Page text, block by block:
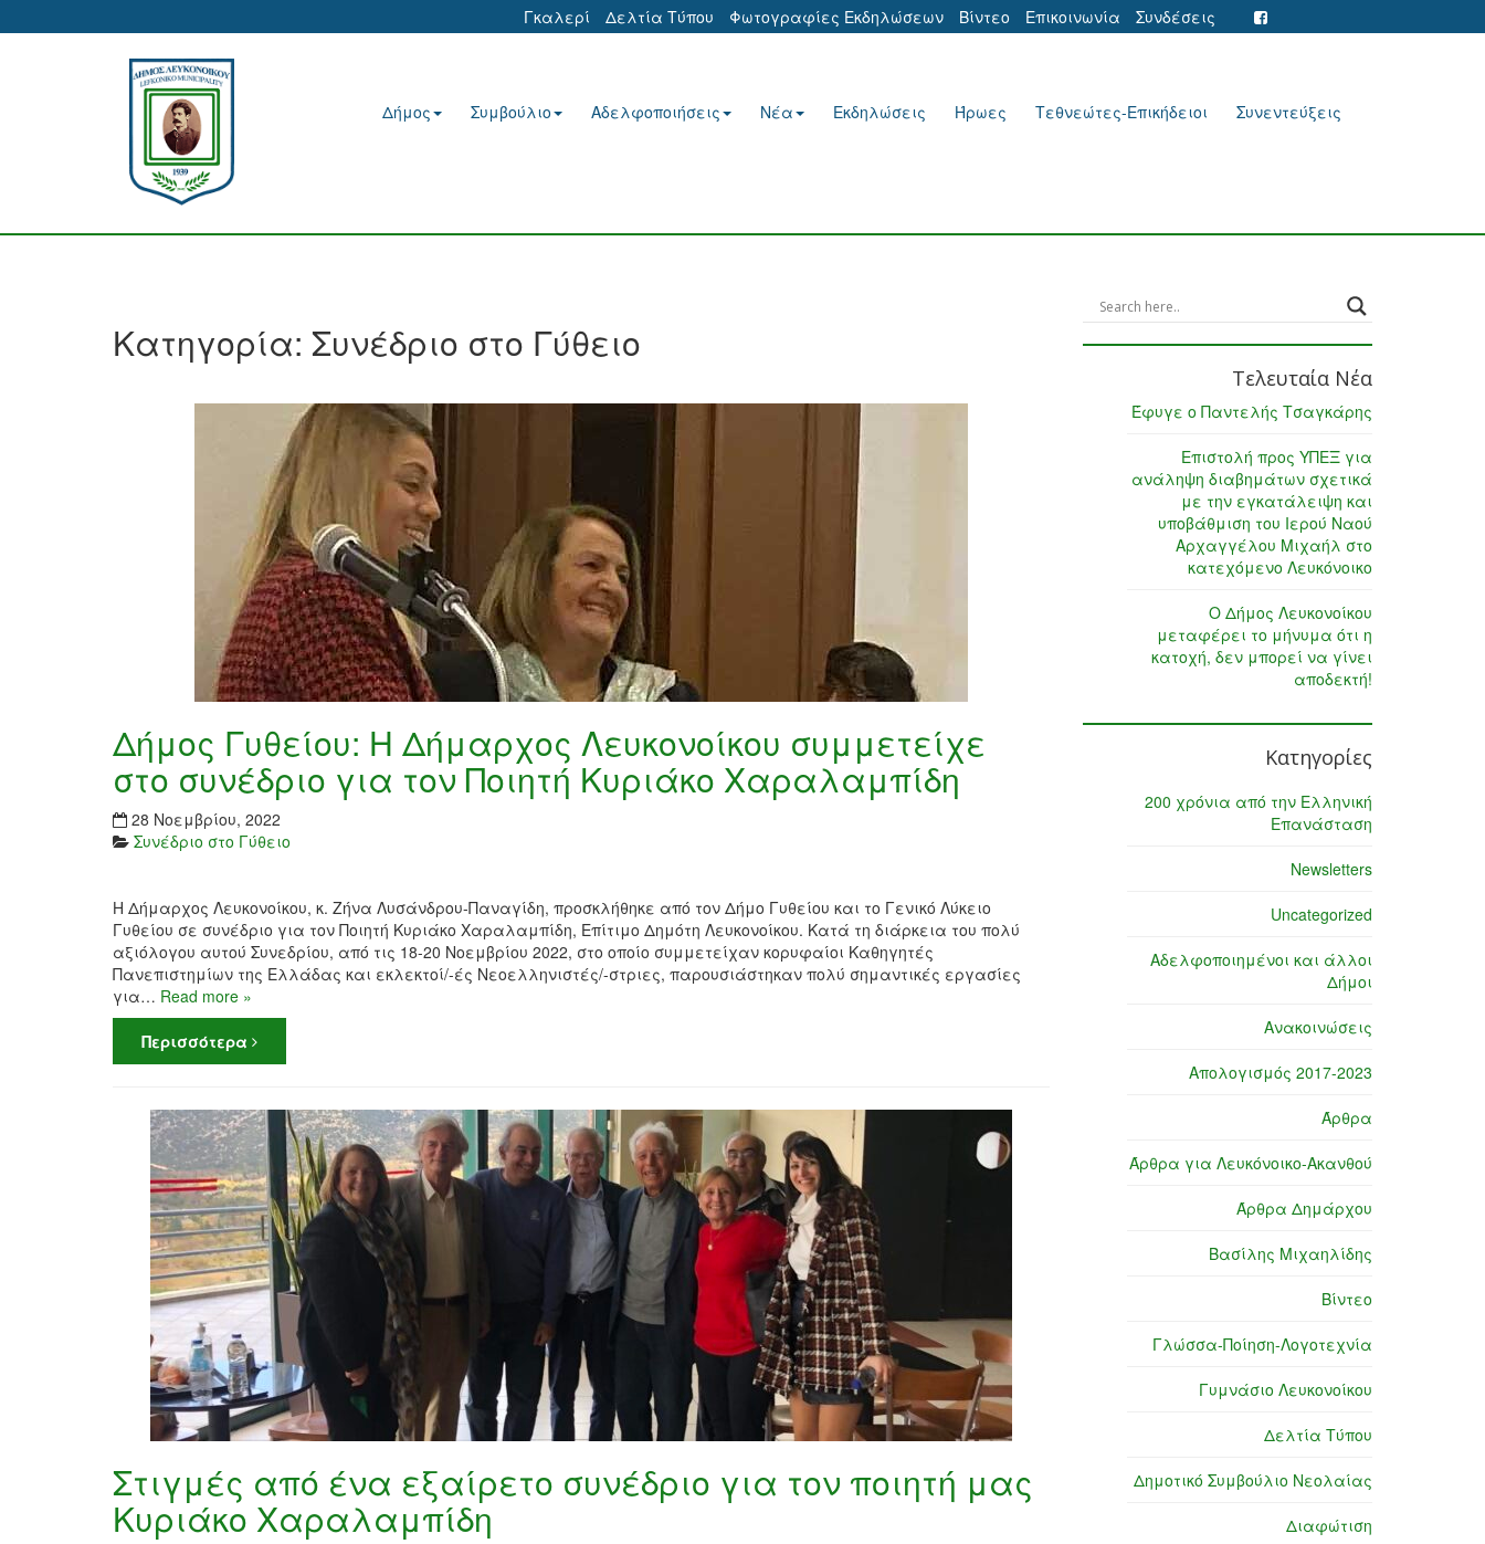
Γκαλερί Δελτία Τύπου Φωτογραφίες Εκδηλώσεων Βίντεο Επικοινωνία Συνδέσεις
Δήμος Συμβούλιο Αδελφοποιήσεις Νέα Εκδηλώσεις Ήρωες Τεθνεώτες-Επικήδειοι Συνεντεύξεις
Κατηγορία: Συνέδριο στο Γύθειο
Δήμος Γυθείου: Η Δήμαρχος Λευκονοίκου συμμετείχε
στο συνέδριο για τον Ποιητή Κυριάκο Χαραλαμπίδη
28 Νοεμβρίου, 2022
Συνέδριο στο Γύθειο
Η Δήμαρχος Λευκονοίκου, κ. Ζήνα Λυσάνδρου-Παναγίδη, προσκλήθηκε από τον Δήμο Γυθείου και το Γενικό Λύκειο
Γυθείου σε συνέδριο για τον Ποιητή Κυριάκο Χαραλαμπίδη, Επίτιμο Δημότη Λευκονοίκου. Κατά τη διάρκεια του πολύ
αξιόλογου αυτού Συνεδρίου, από τις 18-20 Νοεμβρίου 2022, στο οποίο συμμετείχαν κορυφαίοι Καθηγητές
Πανεπιστημίων της Ελλάδας και εκλεκτοί/-ές Νεοελληνιστές/-στριες, παρουσιάστηκαν πολύ σημαντικές εργασίες
για… Read more »
Περισσότερα
Στιγμές από ένα εξαίρετο συνέδριο για τον ποιητή μας
Κυριάκο Χαραλαμπίδη
Τελευταία Νέα
Έφυγε ο Παντελής Τσαγκάρης
Επιστολή προς ΥΠΕΞ για
ανάληψη διαβημάτων σχετικά
με την εγκατάλειψη και
υποβάθμιση του Ιερού Ναού
Αρχαγγέλου Μιχαήλ στο
κατεχόμενο Λευκόνοικο
Ο Δήμος Λευκονοίκου
μεταφέρει το μήνυμα ότι η
κατοχή, δεν μπορεί να γίνει
αποδεκτή!
Κατηγορίες
200 χρόνια από την Ελληνική
Επανάσταση
Newsletters
Uncategorized
Αδελφοποιημένοι και άλλοι
Δήμοι
Ανακοινώσεις
Απολογισμός 2017-2023
Άρθρα
Άρθρα για Λευκόνοικο-Ακανθού
Άρθρα Δημάρχου
Βασίλης Μιχαηλίδης
Βίντεο
Γλώσσα-Ποίηση-Λογοτεχνία
Γυμνάσιο Λευκονοίκου
Δελτία Τύπου
Δημοτικό Συμβούλιο Νεολαίας
Διαφώτιση